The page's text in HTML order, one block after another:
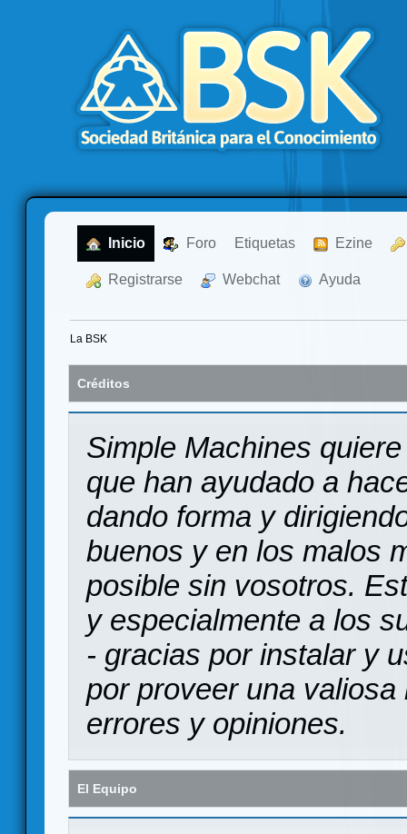
Inicio Foro Etiquetas Ezine
Registrarse Webchat Ayuda
La BSK
Créditos
Simple Machines
que han ayudado a
dando forma y
buenos y en los malos
posible sin vosotros.
y especialmente a los
- gracias por instalar y
por proveer una
errores y opiniones.
El Equipo